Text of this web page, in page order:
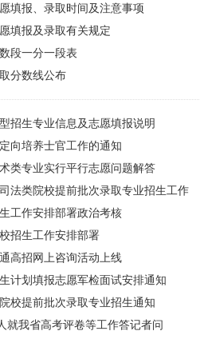
填报、录取时间及注意事项
填报及录取有关规定
段一分一段表
分数线公布
招生专业信息及志愿填报说明
向培养士官工作的通知
类专业实行平行志愿问题解答
法类院校提前批次录取专业招生工作
工作安排部署政治考核
招生工作安排部署
高招网上咨询活动上线
计划填报志愿军检面试安排通知
校提前批次录取专业招生通知
就我省高考评卷等工作答记者问